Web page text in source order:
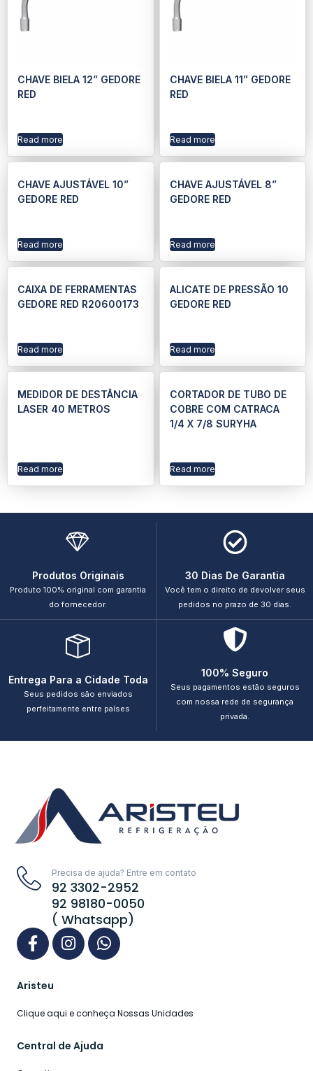
CHAVE BIELA 12” GEDORE
RED
Read more
CHAVE BIELA 11” GEDORE
RED
Read more
CHAVE AJUSTÁVEL 10”
GEDORE RED
Read more
CHAVE AJUSTÁVEL 8”
GEDORE RED
Read more
CAIXA DE FERRAMENTAS
GEDORE RED R20600173
Read more
ALICATE DE PRESSÃO 10
GEDORE RED
Read more
MEDIDOR DE DESTÂNCIA
LASER 40 METROS
Read more
CORTADOR DE TUBO DE
COBRE COM CATRACA
1/4 X 7/8 SURYHA
Read more
Produtos Originais
Produto 100% original com garantia
do fornecedor.
30 Dias De Garantia
Você tem o direito de devolver seus
pedidos no prazo de 30 dias.
Entrega Para a Cidade Toda
Seus pedidos são enviados
perfeitamente entre países
100% Seguro
Seus pagamentos estão seguros
com nossa rede de segurança
privada.
Precisa de ajuda? Entre em contato
92 3302-2952
92 98180-0050
( Whatsapp)
Aristeu
Clique aqui e conheça Nossas Unidades
Central de Ajuda